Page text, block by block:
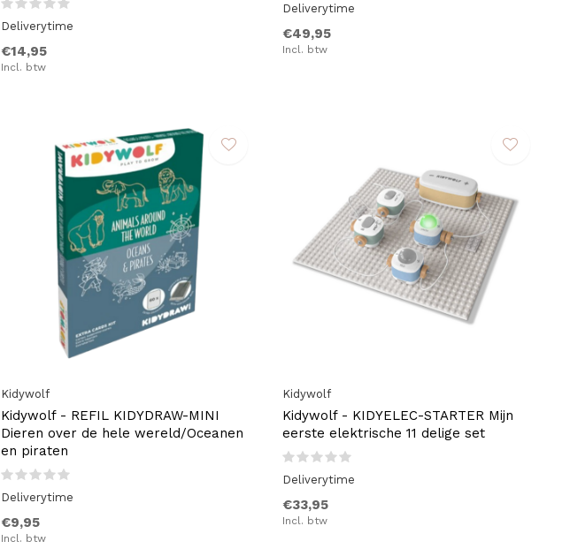
Deliverytime
€14,95
Incl. btw
Deliverytime
€49,95
Incl. btw
Kidywolf
Kidywolf - REFIL KIDYDRAW-MINI
Dieren over de hele wereld/Oceanen
en piraten
Deliverytime
€9,95
Incl. btw
Kidywolf
Kidywolf - KIDYELEC-STARTER Mijn
eerste elektrische 11 delige set
Deliverytime
€33,95
Incl. btw